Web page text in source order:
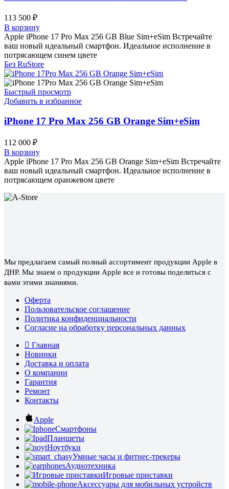
113 500 ₽
В корзину
Apple iPhone 17 Pro Max 256 GB Blue Sim+eSim Встречайте
ваш новый идеальный смартфон. Идеальное исполнение в
потрясающем синем цвете
Без RuStore
Быстрый просмотр
Добавить в избранное
iPhone 17 Pro Max 256 GB Orange Sim+eSim
112 000 ₽
В корзину
Apple iPhone 17 Pro Max 256 GB Orange Sim+eSim Встречайте
ваш новый идеальный смартфон. Идеальное исполнение в
потрясающем оранжевом цвете
Мы предлагаем самый полный ассортимент продукции Apple в
ДНР. Мы знаем о продукции Apple все и готовы поделиться с
вами этими знаниями.
Оферта
Пользовательское соглашение
Политика конфиденциальности
Согласие на обработку персональных данных
Главная
Новинки
Доставка и оплата
О компании
Гарантия
Ремонт
Контакты
Apple
Смартфоны
Планшеты
Ноутбуки
Умные часы и фитнес-трекеры
Аудиотехника
Игровые приставки
Аксессуары для мобильных устройств